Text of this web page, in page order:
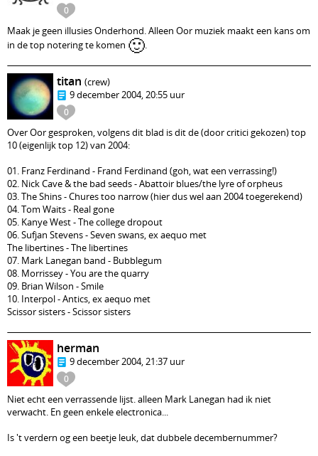
0
Maak je geen illusies Onderhond. Alleen Oor muziek maakt een kans om
in de top notering te komen 🙂.
0
titan (crew)
9 december 2004, 20:55 uur
Over Oor gesproken, volgens dit blad is dit de (door critici gekozen) top
10 (eigenlijk top 12) van 2004:
01. Franz Ferdinand - Frand Ferdinand (goh, wat een verrassing!)
02. Nick Cave & the bad seeds - Abattoir blues/the lyre of orpheus
03. The Shins - Chures too narrow (hier dus wel aan 2004 toegerekend)
04. Tom Waits - Real gone
05. Kanye West - The college dropout
06. Sufjan Stevens - Seven swans, ex aequo met
The libertines - The libertines
07. Mark Lanegan band - Bubblegum
08. Morrissey - You are the quarry
09. Brian Wilson - Smile
10. Interpol - Antics, ex aequo met
Scissor sisters - Scissor sisters
0
herman
9 december 2004, 21:37 uur
Niet echt een verrassende lijst. alleen Mark Lanegan had ik niet
verwacht. En geen enkele electronica...
Is 't verdern og een beetje leuk, dat dubbele decembernummer?